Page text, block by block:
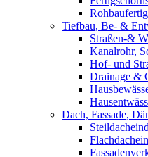
Tiefbau, Be- &
Straßen-&
Kanalrohr,
Hof- und
Drainage &
Dach, Fassade,